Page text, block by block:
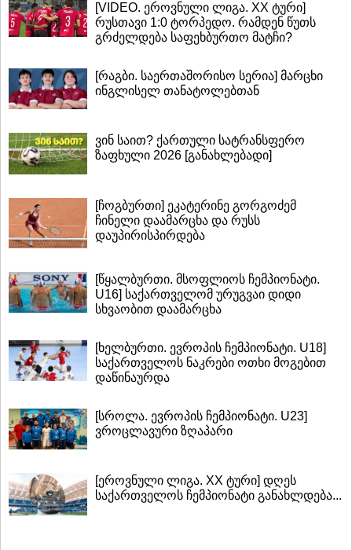
[VIDEO. ეროვნული ლიგა. XX ტური]
რუსთავი 1:0 ტორპედო. რამდენ წუთს
გრძელდება საფეხბურთო მატჩი?
[რაგბი. საერთაშორისო სერია] მარცხი
ინგლისელ თანატოლებთან
ვინ საით? ქართული სატრანსფერო
ზაფხული 2026 [განახლებადი]
[ჩოგბურთი] ეკატერინე გორგოძემ
ჩინელი დაამარცხა და რუსს
დაუპირისპირდება
[წყალბურთი. მსოფლიოს ჩემპიონატი.
U16] საქართველომ ურუგვაი დიდი
სხვაობით დაამარცხა
[ხელბურთი. ევროპის ჩემპიონატი. U18]
საქართველოს ნაკრები ოთხი მოგებით
დაწინაურდა
[სროლა. ევროპის ჩემპიონატი. U23]
ვროცლავური ზღაპარი
[ეროვნული ლიგა. XX ტური] დღეს
საქართველოს ჩემპიონატი განახლდება...